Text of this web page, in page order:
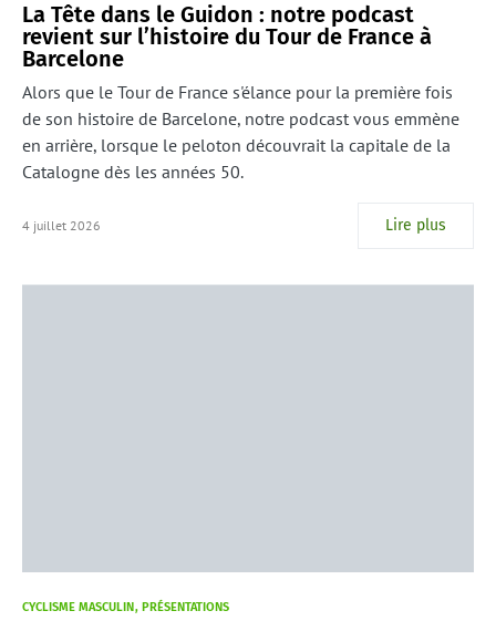
La Tête dans le Guidon : notre podcast
revient sur l’histoire du Tour de France à
Barcelone
Alors que le Tour de France s'élance pour la première fois
de son histoire de Barcelone, notre podcast vous emmène
en arrière, lorsque le peloton découvrait la capitale de la
Catalogne dès les années 50.
4 juillet 2026 Lire plus
CYCLISME MASCULIN PRÉSENTATIONS